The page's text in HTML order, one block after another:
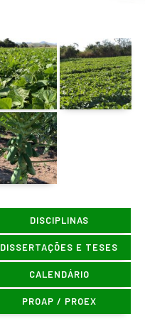
DISCIPLINAS
DISSERTAÇÕES E TESES
CALENDÁRIO
PROAP / PROEX